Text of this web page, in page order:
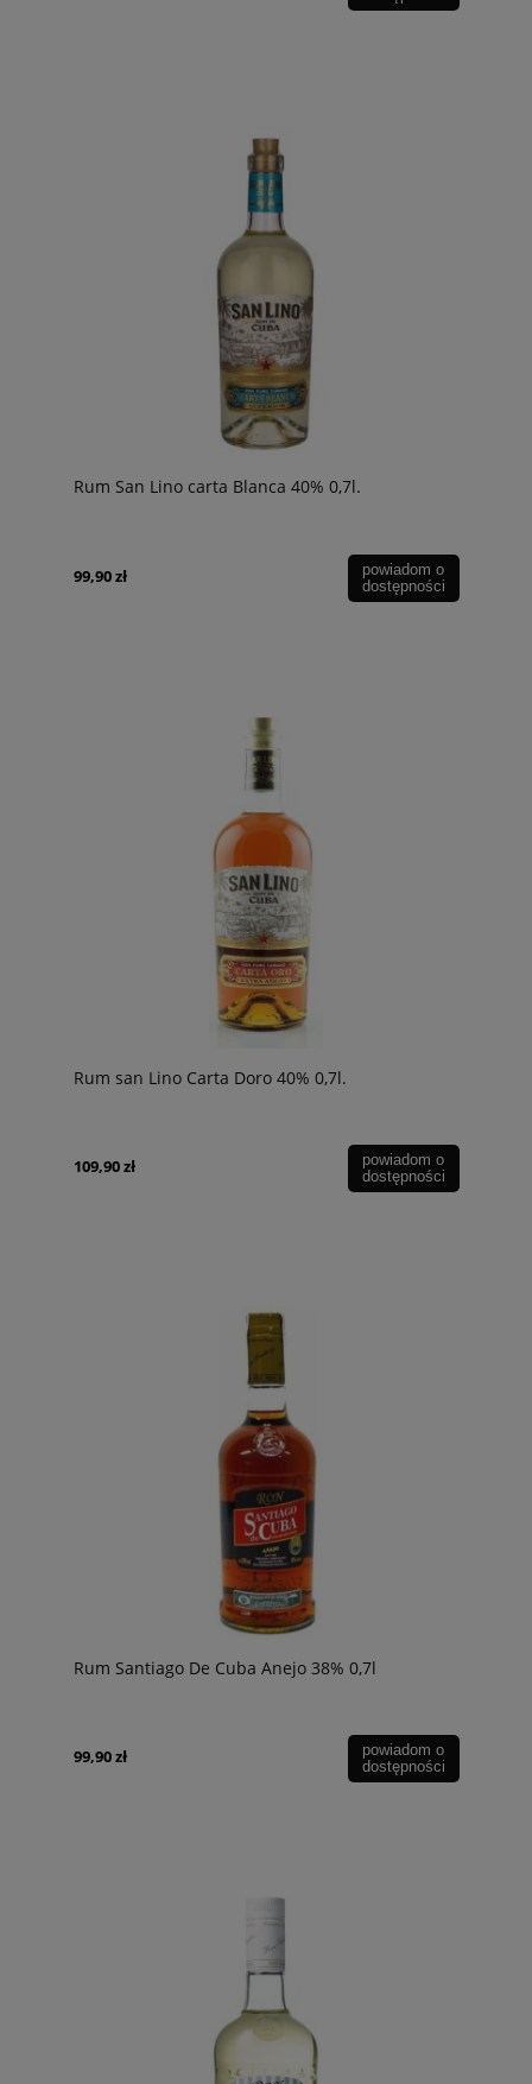
Rum San Lino carta Blanca 40% 0,7l.
99,90 zł
powiadom o
dostępności
Rum san Lino Carta Doro 40% 0,7l.
109,90 zł
powiadom o
dostępności
Rum Santiago De Cuba Anejo 38% 0,7l
99,90 zł
powiadom o
dostępności